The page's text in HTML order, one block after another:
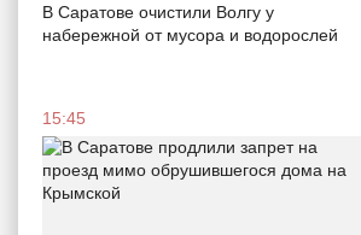
В Саратове очистили Волгу у
набережной от мусора и водорослей
15:45